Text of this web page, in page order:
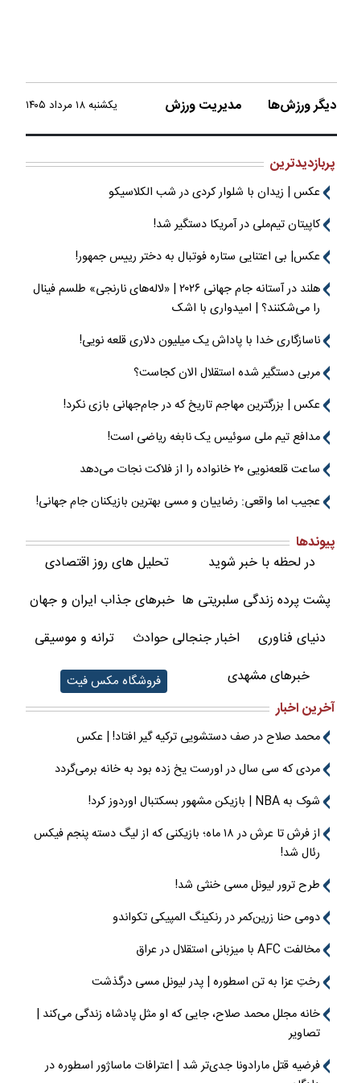
دیگر ورزش‌ها مدیریت ورزش یکشنبه ۱۸ مرداد ۱۴۰۵
پربازدیدترین
عکس | زیدان با شلوار کردی در شب الکلاسیکو
کاپیتان تیم‌ملی در آمریکا دستگیر شد!
عکس| بی اعتنایی ستاره فوتبال به دختر رییس جمهور!
هلند در آستانه جام جهانی ۲۰۲۶ | «لاله‌های نارنجی» طلسم فینال
را می‌شکنند؟ | امیدواری با اشک
ناسازگاری خدا با پاداش یک میلیون دلاری قلعه نویی!
مربی دستگیر شده استقلال الان کجاست؟
عکس | بزرگترین مهاجم تاریخ که در جام‌جهانی بازی نکرد!
مدافع تیم ملی سوئیس یک نابغه ریاضی است!
ساعت قلعه‌نویی ۲۰ خانواده را از فلاکت نجات می‌دهد
عجیب اما واقعی: رضاییان و مسی بهترین بازیکنان جام جهانی!
پیوندها
در لحظه با خبر شوید
تحلیل های روز اقتصادی
پشت پرده زندگی سلبریتی ها خبرهای جذاب ایران و جهان
دنیای فناوری
اخبار جنجالی حوادث
ترانه و موسیقی
خبرهای مشهدی
فروشگاه مکس فیت
آخرین اخبار
محمد صلاح در صف دستشویی ترکیه گیر افتاد! | عکس
مردی که سی سال در اورست یخ زده بود به خانه برمی‌گردد
شوک به NBA | بازیکن مشهور بسکتبال اوردوز کرد!
از فرش تا عرش در ۱۸ ماه؛ بازیکنی که از لیگ دسته پنجم فیکس
رئال شد!
طرح ترور لیونل مسی خنثی شد!
دومی حنا زرین‌کمر در رنکینگ المپیکی تکواندو
مخالفت AFC با میزبانی استقلال در عراق
رختِ عزا به تن اسطوره | پدر لیونل مسی درگذشت
خانه مجلل محمد صلاح، جایی که او مثل پادشاه زندگی می‌کند |
تصاویر
فرضیه قتل مارادونا جدی‌تر شد | اعترافات ماساژور اسطوره در